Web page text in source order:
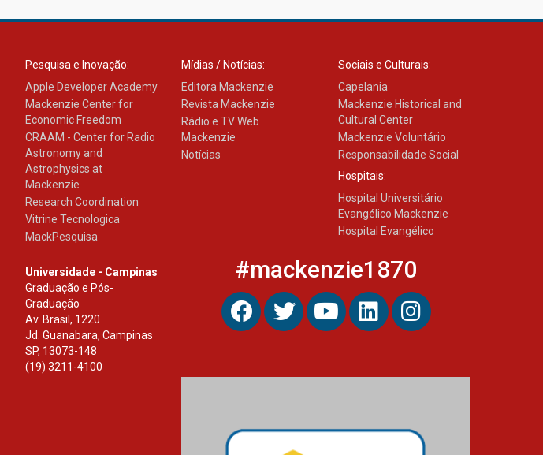
Pesquisa e Inovação:
Apple Developer Academy
Mackenzie Center for
Economic Freedom
CRAAM - Center for Radio
Astronomy and
Astrophysics at
Mackenzie
Research Coordination
Vitrine Tecnologica
MackPesquisa
Mídias / Notícias:
Editora Mackenzie
Revista Mackenzie
Rádio e TV Web
Mackenzie
Notícias
Sociais e Culturais:
Capelania
Mackenzie Historical and
Cultural Center
Mackenzie Voluntário
Responsabilidade Social
Hospitais:
Hospital Universitário
Evangélico Mackenzie
Hospital Evangélico
Universidade - Campinas
Graduação e Pós-
Graduação
Av. Brasil, 1220
Jd. Guanabara, Campinas
SP, 13073-148
(19) 3211-4100
#mackenzie1870